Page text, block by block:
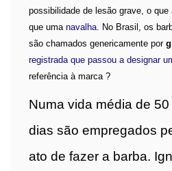
possibilidade de lesão grave, o
que uma navalha . No Brasil, os
são chamados genericamente por
registrada que passou a designar
referência à marca ?
Numa vida média de
dias são empregados
ato de fazer a barba.